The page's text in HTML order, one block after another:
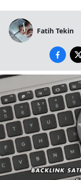
Fatih Tekin